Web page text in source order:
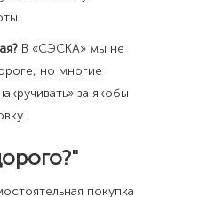
В «СЭСКА» мы не
но многие
за якобы
покупка